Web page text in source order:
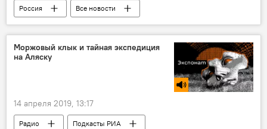
Россия
Все новости
Происшествия, ЧП, криминал
Новости мигрантов из Центральной Азии в России
Подмосковье
Моржовый клык и тайная экспедиция
на Аляску
14 апреля 2019, 13:17
Радио Подкасты РИА